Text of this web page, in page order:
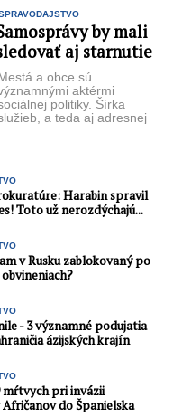
by mali
aj starnutie
Mestá a obce sú
aktérmi
politi­ky. Šírka
a teda aj adresnej
Harabin spravil
Toto už nerozdýchajú...
v Rusku zablokovaný po
- 3 významné podujatia
ázijských krajín
mŕtvych pri invázii
do Španielska